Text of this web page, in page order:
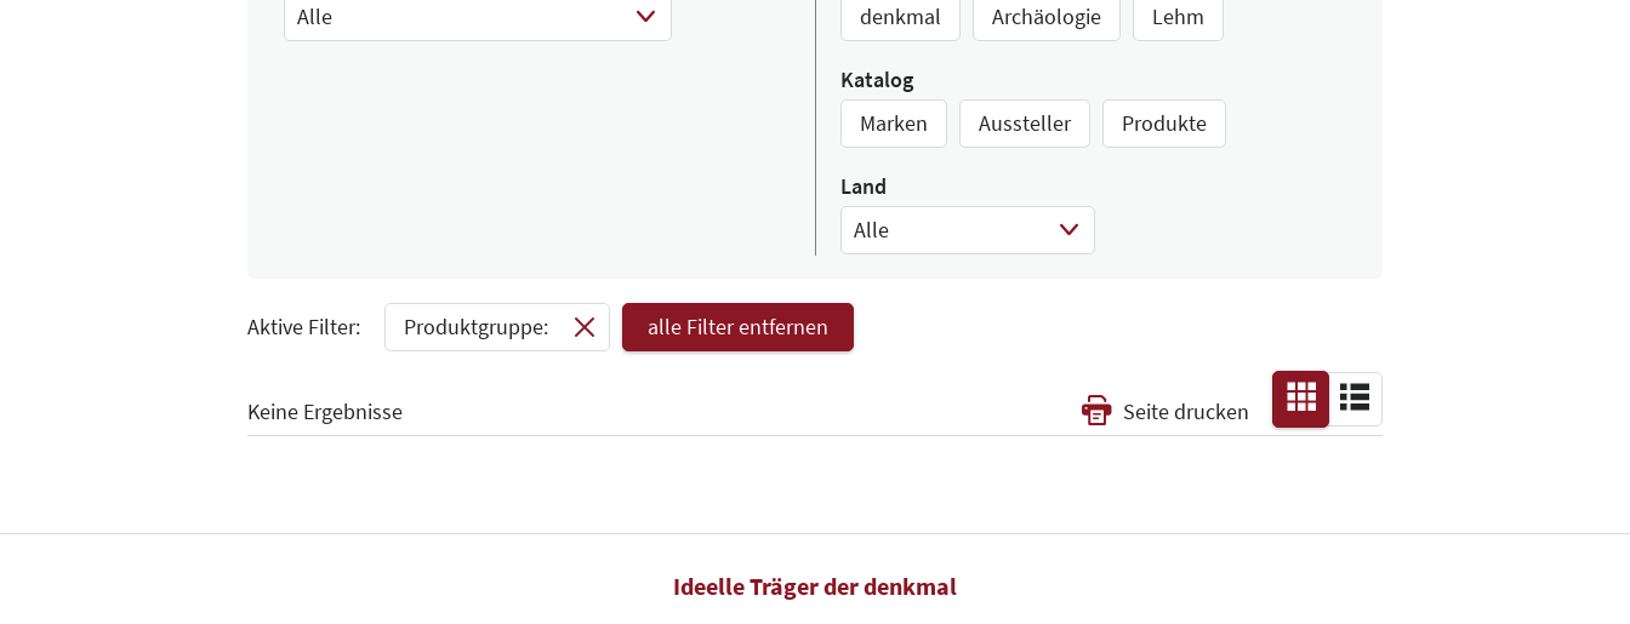
Alle
denkmal
Archäologie Lehm
Katalog
Marken
Aussteller Produkte
Land
Alle
Aktive Filter:
Produktgruppe: alle Filter entfernen
Keine Ergebnisse Seite drucken
Ideelle Träger der denkmal